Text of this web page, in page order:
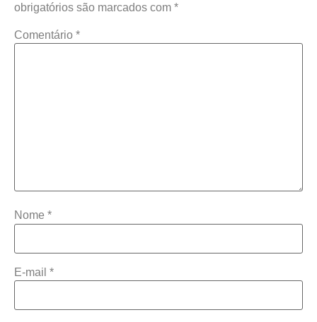
obrigatórios são marcados com *
Comentário *
Nome *
E-mail *